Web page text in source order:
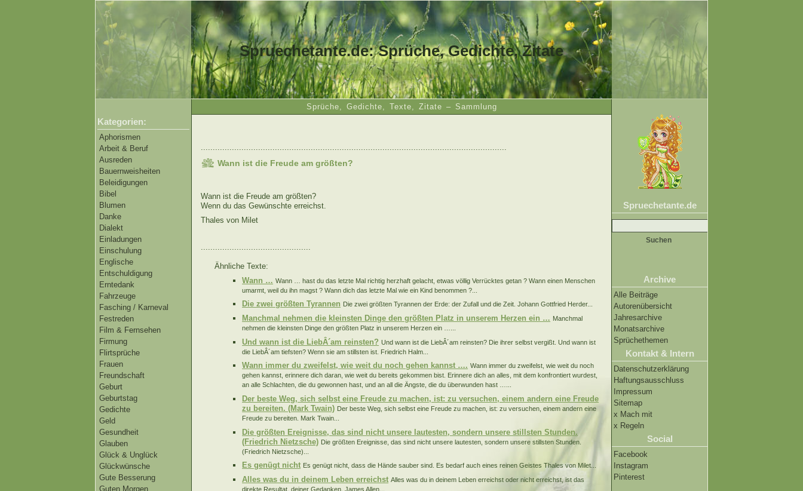
Spruechetante.de: Sprüche, Gedichte, Zitate
Sprüche, Gedichte, Texte, Zitate – Sammlung
Kategorien:
Aphorismen
Arbeit & Beruf
Ausreden
Bauernweisheiten
Beleidigungen
Bibel
Blumen
Danke
Dialekt
Einladungen
Einschulung
Englische
Entschuldigung
Erntedank
Fahrzeuge
Fasching / Karneval
Festreden
Film & Fernsehen
Firmung
Flirtsprüche
Frauen
Freundschaft
Geburt
Geburtstag
Gedichte
Geld
Gesundheit
Glauben
Glück & Unglück
Glückwünsche
Gute Besserung
Guten Morgen
Spruechetante.de
Suche
nach:
Archive
Alle Beiträge
Autorenübersicht
Jahresarchive
Monatsarchive
Sprüchethemen
Kontakt & Intern
Datenschutzerklärung
Haftungsausschluss
Impressum
Sitemap
x Mach mit
x Regeln
Social
Facebook
Instagram
Pinterest
................................................................................................................................
Wann ist die Freude am größten?
Wann ist die Freude am größten?
Wenn du das Gewünschte erreichst.
Thales von Milet
Ähnliche Texte:
Wann … Wann … hast du das letzte Mal richtig herzhaft gelacht, etwas völlig Verrücktes getan ? Wann einen Menschen
umarmt, weil du ihn magst ? Wann dich das letzte Mal wie ein Kind benommen ?...
Die zwei größten Tyrannen Die zwei größten Tyrannen der Erde: der Zufall und die Zeit. Johann Gottfried Herder...
Manchmal nehmen die kleinsten Dinge den größten Platz in unserem Herzen ein … Manchmal
nehmen die kleinsten Dinge den größten Platz in unserem Herzen ein …...
Und wann ist die LiebÂ´am reinsten? Und wann ist die LiebÂ´am reinsten? Die ihrer selbst vergißt. Und wann ist
die LiebÂ´am tiefsten? Wenn sie am stillsten ist. Friedrich Halm...
Wann immer du zweifelst, wie weit du noch gehen kannst …. Wann immer du zweifelst, wie weit du noch
gehen kannst, erinnere dich daran, wie weit du bereits gekommen bist. Erinnere dich an alles, mit dem konfrontiert wurdest,
an alle Schlachten, die du gewonnen hast, und an all die Ängste, die du überwunden hast …...
Der beste Weg, sich selbst eine Freude zu machen, ist: zu versuchen, einem andern eine Freude
zu bereiten. (Mark Twain) Der beste Weg, sich selbst eine Freude zu machen, ist: zu versuchen, einem andern eine
Freude zu bereiten. Mark Twain...
Die größten Ereignisse, das sind nicht unsere lautesten, sondern unsere stillsten Stunden.
(Friedrich Nietzsche) Die größten Ereignisse, das sind nicht unsere lautesten, sondern unsere stillsten Stunden.
(Friedrich Nietzsche)...
Es genügt nicht Es genügt nicht, dass die Hände sauber sind. Es bedarf auch eines reinen Geistes Thales von Milet...
Alles was du in deinem Leben erreichst Alles was du in deinem Leben erreichst oder nicht erreichst, ist das
direkte Resultat, deiner Gedanken. James Allen...